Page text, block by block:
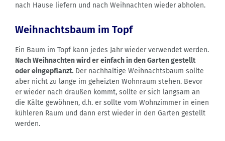
nach Hause liefern und nach Weihnachten wieder abholen.
Weihnachtsbaum im Topf
Ein Baum im Topf kann jedes Jahr wieder verwendet werden.
Nach Weihnachten wird er einfach in den Garten gestellt
oder eingepflanzt. Der nachhaltige Weihnachtsbaum sollte
aber nicht zu lange im geheizten Wohnraum stehen. Bevor
er wieder nach draußen kommt, sollte er sich langsam an
die Kälte gewöhnen, d.h. er sollte vom Wohnzimmer in einen
kühleren Raum und dann erst wieder in den Garten gestellt
werden.